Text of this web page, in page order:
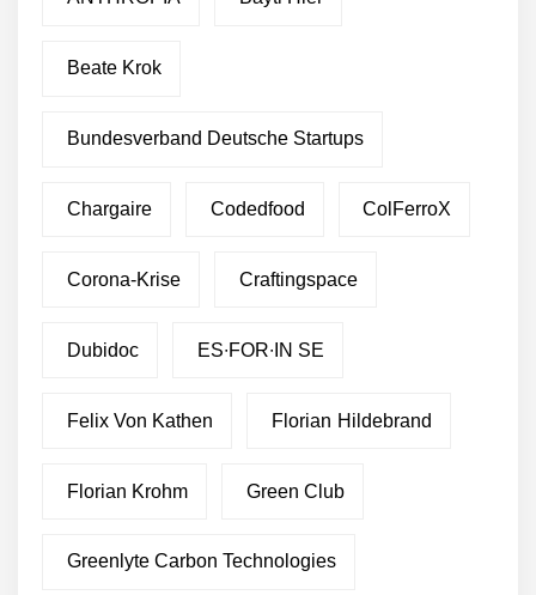
Beate Krok
Bundesverband Deutsche Startups
Chargaire Codedfood ColFerroX
Corona-Krise Craftingspace
Dubidoc ES∙FOR∙IN SE
Felix Von Kathen Florian Hildebrand
Florian Krohm Green Club
Greenlyte Carbon Technologies